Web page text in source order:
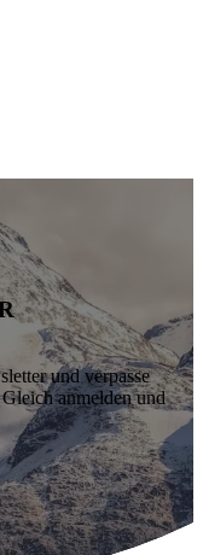
und verpasse
anmelden und